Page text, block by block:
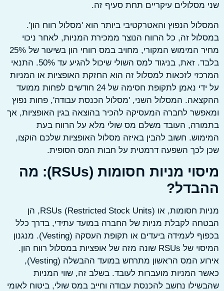
מסלולים עיקריים תחת סעיף זה.
הנפוץ והאטרקטיבי ביותר הוא 'מסלול רווח הון'.
זה, כל הרווח הנוצר ממכירת המניות, לאחר ניכוי
מחיר המימוש המקורי, מחויב במס רווחי הון בשיעור של 25%
בלבד. זאת, בניגוד למס השולי שיכול להגיע עד 50%. התנאי
לזכאות למסלול זה הוא החזקת האופציות או המניות
על ידי נאמן לתקופת חסימה של 24 חודשים לפחות ממועד
המסלול השני, 'מסלול הכנסת עבודה', פחות נפוץ
לחברה המעסיקה להכיר בהוצאה בגין האופציות, אך
העובד משלם מס שולי מלא על הרווח בעת
חשוב להבין באיזה מסלול האופציות שלכם הוקצו,
לכך השפעה דרמטית על חבות המס הסופית.
מיסוי מניות חסומות (RSUs): מה
מניות חסומות, או RSUs (Restricted Stock Units), הן
לקבלת מניות של החברה במועד עתידי, בדרך כלל
בכפוף לעמידה ביעדים או תקופת העסקה (Vesting). מנגנון
המיסוי של RSUs שונה מזה של אופציות במסלול רווח הון.
אירוע המס הראשון מתרחש במועד ההבשלה (Vesting),
המניות מועברות לעובד. בשלב זה, שווי המניות
נחשב להכנסת עבודה וחייב במס שולי, ביטוח לאומי